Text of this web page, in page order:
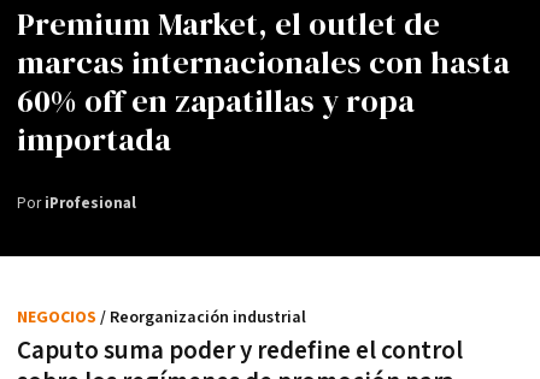
Premium Market, el outlet de
marcas internacionales con hasta
60% off en zapatillas y ropa
importada
PoriProfesional
Caputo suma poder y redefine el control
NEGOCIOS / Reorganización industrial